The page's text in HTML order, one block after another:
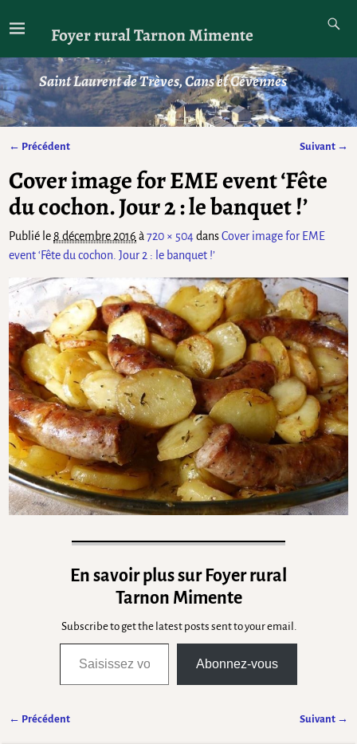
Foyer rural Tarnon Mimente
Saint Laurent de Trèves, Cans et Cévennes
← Précédent Suivant →
Cover image for EME event ‘Fête
du cochon. Jour 2 : le banquet !’
Publié le8 décembre 2016 à720 × 504dansCover image for EME
event ‘Fête du cochon. Jour 2 : le banquet !’
En savoir plus sur Foyer rural
Tarnon Mimente
Subscribe to get the latest posts sent to your email.
Abonnez-vous
← Précédent Suivant →